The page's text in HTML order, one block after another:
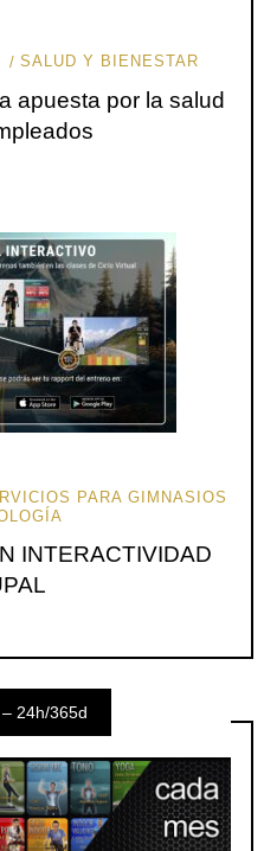
SALUD Y BIENESTAR
apuesta por la salud
PARA GIMNASIOS
INTERACTIVIDAD
24h/365d